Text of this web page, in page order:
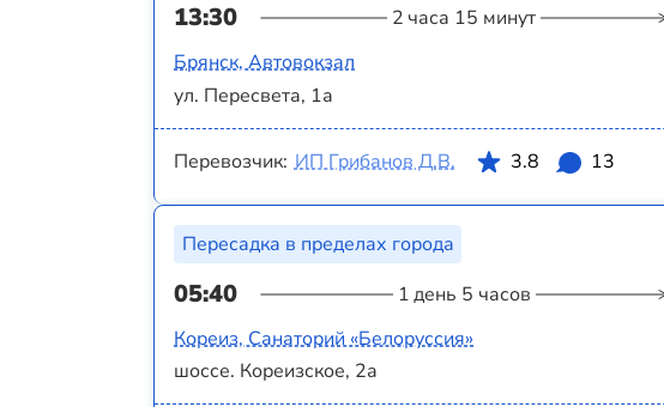
13:30 2 часа 15 минут
Брянск, Автовокзал
ул. Пересвета, 1а
Перевозчик: ИП Грибанов Д.В. 3.8 13
Пересадка в пределах города
05:40 1 день 5 часов
Кореиз, Санаторий «Белоруссия»
шоссе. Кореизское, 2а